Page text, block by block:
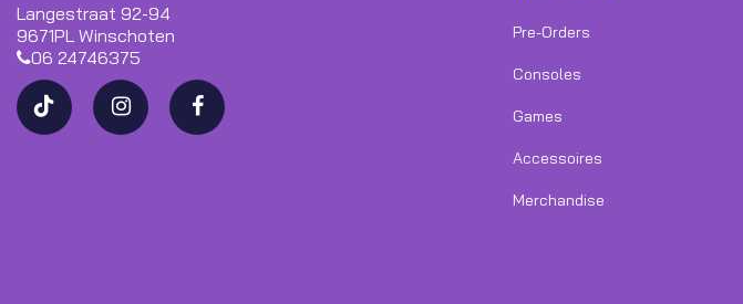
Langestraat 92-94
9671PL Winschoten
06 24746375
Pre-Orders
Consoles
Games
Accessoires
Merchandise